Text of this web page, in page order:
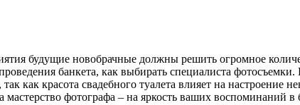
будущие новобрачные должны решить огромное
банкета, как выбирать специалиста
как красота свадебного туалета влияет на настроение
фотографа – на яркость ваших воспоминаний в